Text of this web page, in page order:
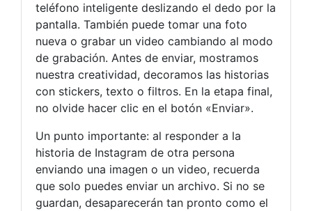
teléfono inteligente deslizando el dedo por la
pantalla. También puede tomar una foto
nueva o grabar un video cambiando al modo
de grabación. Antes de enviar, mostramos
nuestra creatividad, decoramos las historias
con stickers, texto o filtros. En la etapa final,
no olvide hacer clic en el botón «Enviar».
Un punto importante: al responder a la
historia de Instagram de otra persona
enviando una imagen o un video, recuerda
que solo puedes enviar un archivo. Si no se
guardan, desaparecerán tan pronto como el